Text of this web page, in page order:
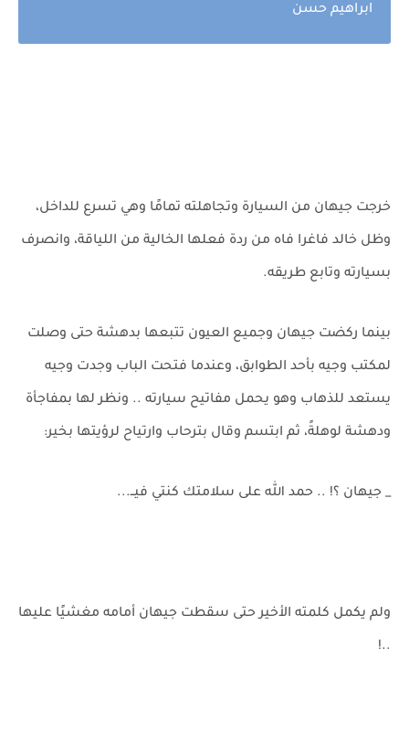
ابراهيم حسن
خرجت جيهان من السيارة وتجاهلته تمامًا وهي تسرع للداخل،
وظل خالد فاغرا فاه من ردة فعلها الخالية من اللياقة، وانصرف
بسيارته وتابع طريقه.
بينما ركضت جيهان وجميع العيون تتبعها بدهشة حتى وصلت
لمكتب وجيه بأحد الطوابق، وعندما فتحت الباب وجدت وجيه
يستعد للذهاب وهو يحمل مفاتيح سيارته .. ونظر لها بمفاجأة
ودهشة لوهلةً، ثم ابتسم وقال بترحاب وارتياح لرؤيتها بخير:
_ جيهان ؟! .. حمد الله على سلامتك كنتي فيــ...
ولم يكمل كلمته الأخير حتى سقطت جيهان أمامه مغشيًا عليها
..!